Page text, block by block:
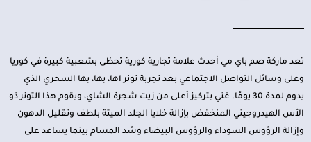
تعد ماركة صم باي مي أحدث علامة تجارية كورية تحظى بشعبية كبيرة في كوريا
وعلى وسائل التواصل الاجتماعي بعد تجربة تونر اها، بها، بها السحري الذي
يدوم لمدة 30 يومًا. غني بتركيز أعلى من زيت شجرة الشاي، ويقوم هذا التونر ذو
الأس الهيدروجيني المنخفض بإزالة خلايا الجلد الميتة بلطف وتقليل الدهون
وإزالة الرؤوس السوداء والرؤوس البيضاء وشد المسام بينما يساعد على